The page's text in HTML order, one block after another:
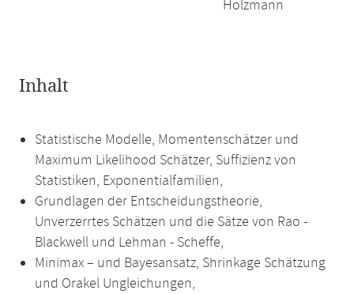
Holzmann
Inhalt
Statistische Modelle, Momentenschätzer und
Maximum Likelihood Schätzer, Suffizienz von
Statistiken, Exponentialfamilien,
Grundlagen der Entscheidungstheorie,
Unverzerrtes Schätzen und die Sätze von Rao -
Blackwell und Lehman - Scheffe,
Minimax – und Bayesansatz, Shrinkage Schätzung
und Orakel Ungleichungen,